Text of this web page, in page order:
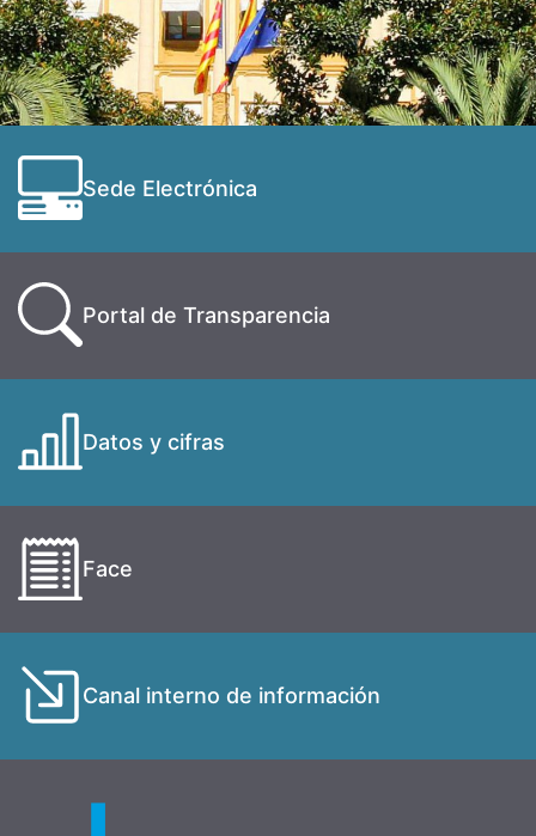
Sede Electrónica
Portal de Transparencia
Datos y cifras
Face
Canal interno de información